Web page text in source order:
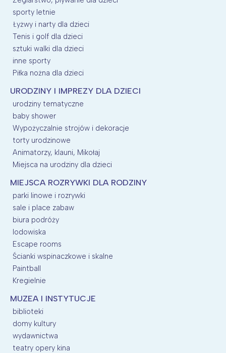
sporty letnie
Łyżwy i narty dla dzieci
Tenis i golf dla dzieci
sztuki walki dla dzieci
inne sporty
Piłka nożna dla dzieci
URODZINY I IMPREZY DLA DZIECI
urodziny tematyczne
baby shower
Wypożyczalnie strojów i dekoracje
torty urodzinowe
Animatorzy, klauni, Mikołaj
Miejsca na urodziny dla dzieci
MIEJSCA ROZRYWKI DLA RODZINY
parki linowe i rozrywki
sale i place zabaw
biura podróży
lodowiska
Escape rooms
Ścianki wspinaczkowe i skalne
Paintball
Kregielnie
MUZEA I INSTYTUCJE
biblioteki
domy kultury
wydawnictwa
teatry opery kina